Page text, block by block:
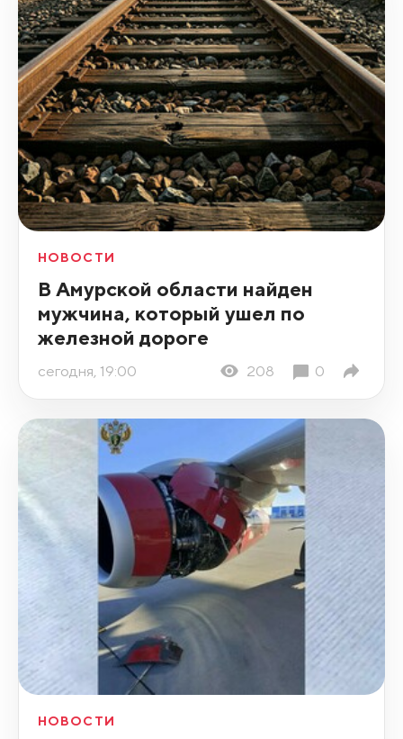
НОВОСТИ
В Амурской области найден
мужчина, который ушел по
железной дороге
сегодня, 19:00 208 0
НОВОСТИ